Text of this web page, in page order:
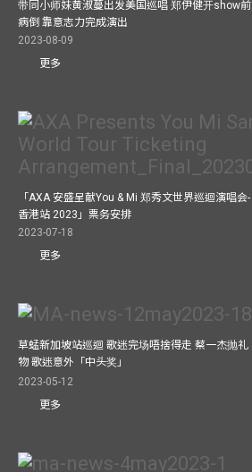
带同小师妹黄淑蔓出发美国巡唱 郑伊健开show前
病倒 靠意志力完成演出
2023-08-09
更多
「AXA 安盛呈献You & Mi 郑秀文世界巡迴演唱会-
香港站 2023」票务安排
2023-07-18
更多
草蜢新加坡站巡迴 歌迷完场唔捨得走 蔡一杰抛礼
物 歌迷意外「中头奖」
2023-05-12
更多